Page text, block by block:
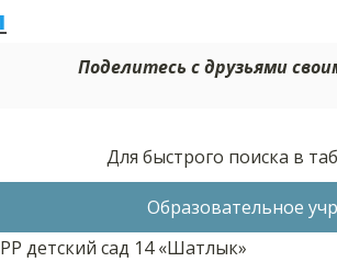
Поделитесь с друзьями
Для быстрого поиска в
Образовательное
детский сад 14 «Шатлык»